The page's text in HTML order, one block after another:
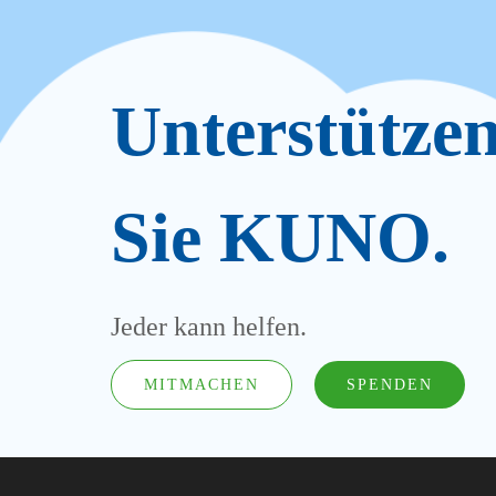
Sie KUNO.
Jeder kann helfen.
MITMACHEN SPENDEN